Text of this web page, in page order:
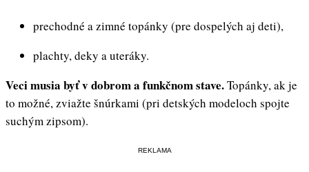
prechodné a zimné topánky (pre dospelých aj deti),
plachty, deky a uteráky.
Veci musia byť v dobrom a funkčnom stave.Topánky, ak je
to možné, zviažte šnúrkami (pri detských modeloch spojte
suchým zipsom).
REKLAMA